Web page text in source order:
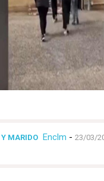
Y MARIDO Enclm - 23/03/